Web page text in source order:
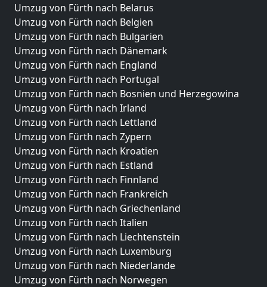
Umzug von Fürth nach Belarus
Umzug von Fürth nach Belgien
Umzug von Fürth nach Bulgarien
Umzug von Fürth nach Dänemark
Umzug von Fürth nach England
Umzug von Fürth nach Portugal
Umzug von Fürth nach Bosnien und Herzegowina
Umzug von Fürth nach Irland
Umzug von Fürth nach Lettland
Umzug von Fürth nach Zypern
Umzug von Fürth nach Kroatien
Umzug von Fürth nach Estland
Umzug von Fürth nach Finnland
Umzug von Fürth nach Frankreich
Umzug von Fürth nach Griechenland
Umzug von Fürth nach Italien
Umzug von Fürth nach Liechtenstein
Umzug von Fürth nach Luxemburg
Umzug von Fürth nach Niederlande
Umzug von Fürth nach Norwegen